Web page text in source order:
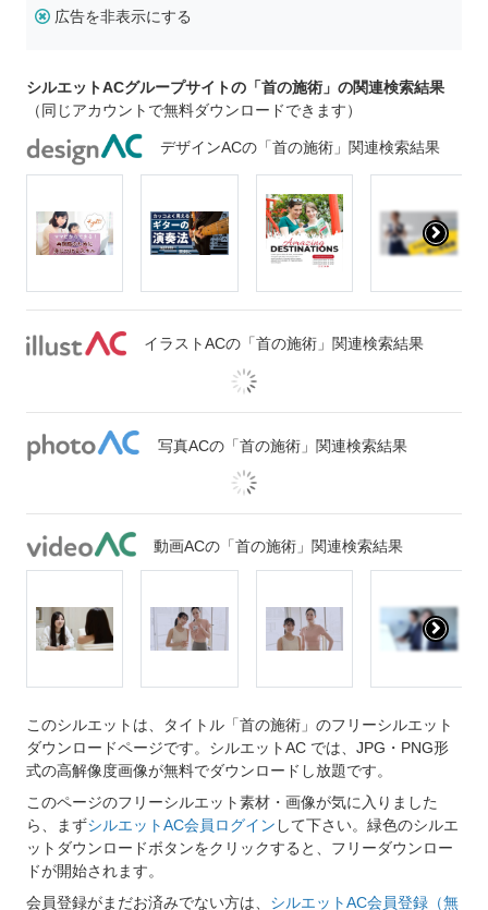
広告を非表示にする
シルエットACグループサイトの「首の施術」の関連検索結果
（同じアカウントで無料ダウンロードできます）
デザインACの「首の施術」関連検索結果
イラストACの「首の施術」関連検索結果
写真ACの「首の施術」関連検索結果
動画ACの「首の施術」関連検索結果
このシルエットは、タイトル「首の施術」のフリーシルエット
ダウンロードページです。シルエットAC では、JPG・PNG形
式の高解像度画像が無料でダウンロードし放題です。
このページのフリーシルエット素材・画像が気に入りました
ら、まずシルエットAC会員ログイン して下さい。緑色のシルエ
ットダウンロードボタンをクリックすると、フリーダウンロー
ドが開始されます。
会員登録がまだお済みでない方は、 シルエットAC会員登録（無